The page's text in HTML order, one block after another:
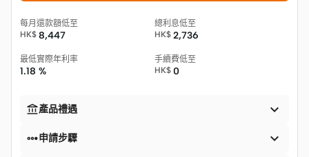
每月還款額低至
HK$ 8,447
總利息低至
HK$ 2,736
最低實際年利率
1.18 %
手續費低至
HK$ 0
產品禮遇 
申請步驟 